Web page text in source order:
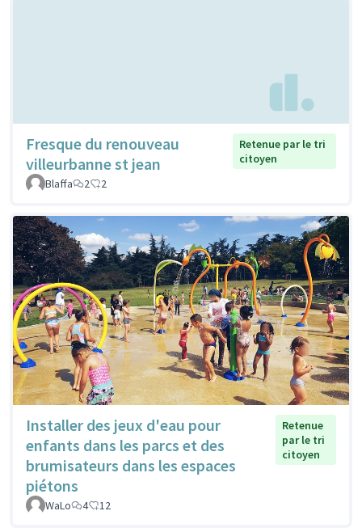
Fresque du renouveau
villeurbanne st jean
Retenue par le tri
citoyen
Blaffa
2 2
Installer des jeux d'eau pour
enfants dans les parcs et des
brumisateurs dans les espaces
piétons
Retenue
par le tri
citoyen
WaLo 4 12